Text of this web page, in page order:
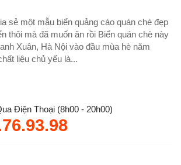
sẻ một mẫu biển quảng cáo quán chè đẹp
thôi mà đã muốn ăn rồi Biển quán chè này
Xuân, Hà Nội vào đầu mùa hè năm
liệu chủ yếu là...
Điện Thoại (8h00 - 20h00)